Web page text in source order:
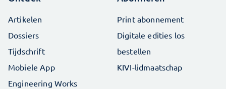
Artikelen
Dossiers
Tijdschrift
Mobiele App
Engineering Works
Print abonnement
Digitale edities los
bestellen
KIVI-lidmaatschap